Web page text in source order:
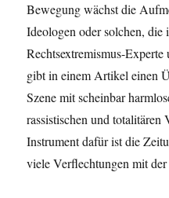
Bewegung wächst die
Ideologen oder solchen,
Rechtsextremismus-
gibt in einem Artikel einen
Szene mit scheinbar
rassistischen und
Instrument dafür ist die
viele Verflechtungen mit